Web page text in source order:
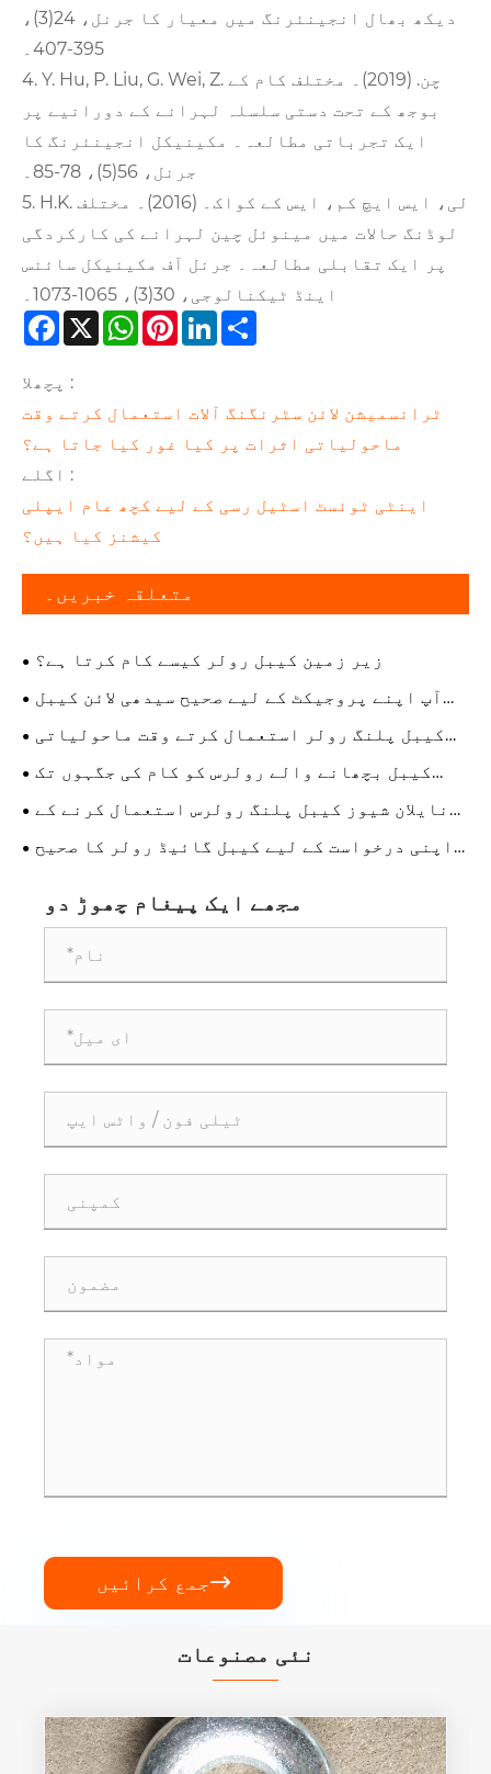
دیکھ بھال انجینئرنگ میں معیار کا جرنل، 24(3)،
395-407۔
4. Y. Hu, P. Liu, G. Wei, Z. چن. (2019)۔ مختلف کام کے
بوجھ کے تحت دستی سلسلہ لہرانے کے دورانیے پر
ایک تجرباتی مطالعہ۔ مکینیکل انجینئرنگ کا
جرنل، 56(5)، 78-85۔
5. H.K. لی، ایس ایچ کم، ایس کے کواک۔ (2016)۔ مختلف
لوڈنگ حالات میں مینوئل چین لہرانے کی کارکردگی
پر ایک تقابلی مطالعہ۔ جرنل آف مکینیکل سائنس
اینڈ ٹیکنالوجی، 30(3)، 1065-1073۔
Facebook
X WhatsApp
PinterestLinkedIn
پچھلا :
ٹرانسمیشن لائن سٹرنگنگ آلات استعمال کرتے وقت
ماحولیاتی اثرات پر کیا غور کیا جاتا ہے؟
اگلے :
اینٹی ٹوئسٹ اسٹیل رسی کے لیے کچھ عام ایپلی
کیشنز کیا ہیں؟
متعلقہ خبریں۔
زیر زمین کیبل رولر کیسے کام کرتا ہے؟
آپ اپنے پروجیکٹ کے لیے صحیح سیدھی لائن کیبل
کیبل پلنگ رولر استعمال کرتے وقت ماحولیاتی
کیبل بچھانے والے رولرس کو کام کی جگہوں تک
نایلان شیوز کیبل پلنگ رولرس استعمال کرنے کے
اپنی درخواست کے لیے کیبل گائیڈ رولر کا صحیح
مجھے ایک پیغام چھوڑ دو
جمع کرائیں
نئی مصنوعات